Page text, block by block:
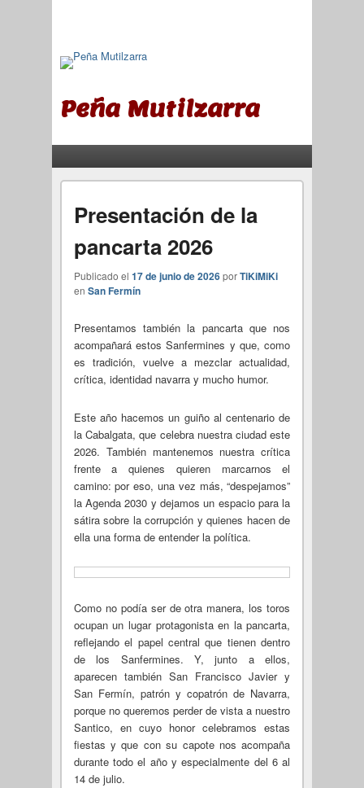
Peña Mutilzarra
Presentación de la
pancarta 2026
Publicado el 17 de junio de 2026porTiKiMiKi
en San Fermín
Presentamos también la pancarta que nos
acompañará estos Sanfermines y que, como
es tradición, vuelve a mezclar actualidad,
crítica, identidad navarra y mucho humor.
Este año hacemos un guiño al centenario de
la Cabalgata, que celebra nuestra ciudad este
2026. También mantenemos nuestra crítica
frente a quienes quieren marcarnos el
camino: por eso, una vez más, “despejamos”
la Agenda 2030 y dejamos un espacio para la
sátira sobre la corrupción y quienes hacen de
ella una forma de entender la política.
Como no podía ser de otra manera, los toros
ocupan un lugar protagonista en la pancarta,
reflejando el papel central que tienen dentro
de los Sanfermines. Y, junto a ellos,
aparecen también San Francisco Javier y
San Fermín, patrón y copatrón de Navarra,
porque no queremos perder de vista a nuestro
Santico, en cuyo honor celebramos estas
fiestas y que con su capote nos acompaña
durante todo el año y especialmente del 6 al
14 de julio.